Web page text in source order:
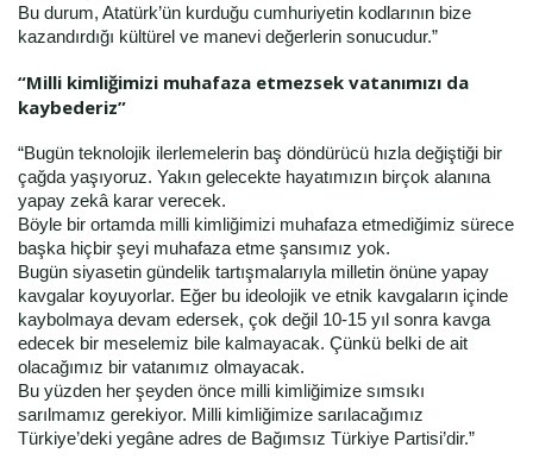
Bu durum, Atatürk’ün kurduğu cumhuriyetin kodlarının bize
kazandırdığı kültürel ve manevi değerlerin sonucudur.”
“Milli kimliğimizi muhafaza etmezsek vatanımızı da
kaybederiz”
“Bugün teknolojik ilerlemelerin baş döndürücü hızla değiştiği bir
çağda yaşıyoruz. Yakın gelecekte hayatımızın birçok alanına
yapay zekâ karar verecek.
Böyle bir ortamda milli kimliğimizi muhafaza etmediğimiz sürece
başka hiçbir şeyi muhafaza etme şansımız yok.
Bugün siyasetin gündelik tartışmalarıyla milletin önüne yapay
kavgalar koyuyorlar. Eğer bu ideolojik ve etnik kavgaların içinde
kaybolmaya devam edersek, çok değil 10-15 yıl sonra kavga
edecek bir meselemiz bile kalmayacak. Çünkü belki de ait
olacağımız bir vatanımız olmayacak.
Bu yüzden her şeyden önce milli kimliğimize sımsıkı
sarılmamız gerekiyor. Milli kimliğimize sarılacağımız
Türkiye’deki yegâne adres de Bağımsız Türkiye Partisi’dir.”